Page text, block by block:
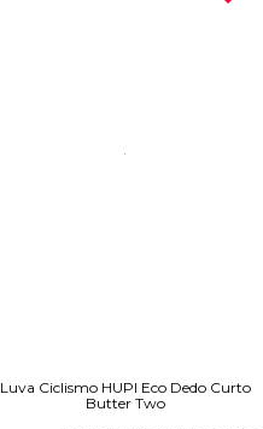
Luva Ciclismo HUPI Eco Dedo Curto
Butter Two